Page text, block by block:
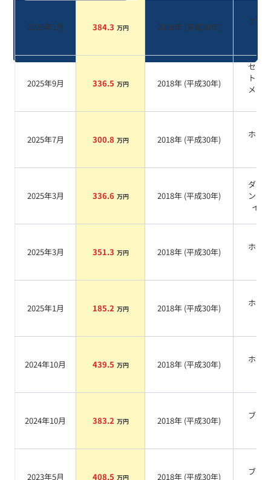
2026年1月 384.3 万円 2018年 (平成30年)
ブラ
2025年9月 336.5 万円 2018年 (平成30年)
セレ
トグ
メタ
2025年7月 300.8 万円 2018年 (平成30年)
ホワ
2025年3月 336.6 万円 2018年 (平成30年)
ダイ
ンド
イト
2025年3月 351.3 万円 2018年 (平成30年)
ホワ
2025年1月 185.2 万円 2018年 (平成30年)
ホワ
2024年10月 439.5 万円 2018年 (平成30年)
ホワ
2024年10月 383.2 万円 2018年 (平成30年)
ブラ
2023年5月 408.5 万円 2018年 (平成30年)
ブラ